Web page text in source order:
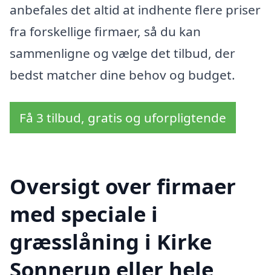
anbefales det altid at indhente flere priser
fra forskellige firmaer, så du kan
sammenligne og vælge det tilbud, der
bedst matcher dine behov og budget.
Få 3 tilbud, gratis og uforpligtende
Oversigt over firmaer
med speciale i
græsslåning i Kirke
Sonnerup eller hele